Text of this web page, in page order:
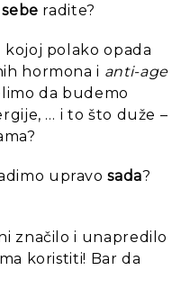
radite?
polako opada
hormona i anti-age
da budemo
… i to što duže –
upravosada?
značilo i unapredilo
koristiti! Bar da